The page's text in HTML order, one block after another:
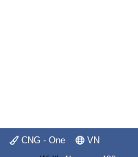
CNG - One VN